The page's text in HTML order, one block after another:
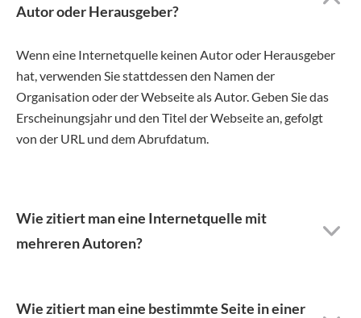
Autor oder Herausgeber?
Wenn eine Internetquelle keinen Autor oder Herausgeber
hat, verwenden Sie stattdessen den Namen der
Organisation oder der Webseite als Autor. Geben Sie das
Erscheinungsjahr und den Titel der Webseite an, gefolgt
von der URL und dem Abrufdatum.
Wie zitiert man eine Internetquelle mit
mehreren Autoren?
Wie zitiert man eine bestimmte Seite in einer